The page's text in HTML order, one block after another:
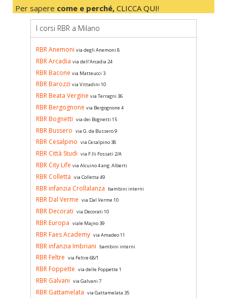
Per sapere come e perché, CLICCA QUI!
I corsi RBR a Milano
RBR Anemoni via degli Anemoni 8
RBR Arcadia via dell’Arcadia 24
RBR Bacone via Matteucci 3
RBR Barozzi via Vittadini 10
RBR Beata Vergine via Terragni 36
RBR Bergognone via Bergognone 4
RBR Bognetti via dei Bognetti 15
RBR Bussero via G. da Bussero 9
RBR Cesalpino via Cesalpino 38
RBR Città Studi via F.lli Fossati 2/A
RBR City Life via Alcuino 4 ang. Alberti
RBR Colletta via Colletta 49
RBR infanzia Crollalanza bambini interni
RBR Dal Verme via Dal Verme 10
RBR Decorati via Decorati 10
RBR Europa viale Majno 39
RBR Faes Academy via Amadeo 11
RBR infanzia Imbriani bambini interni
RBR Feltre via Feltre 68/1
RBR Foppette via delle Foppette 1
RBR Galvani via Galvani 7
RBR Gattamelata via Gattamelata 35